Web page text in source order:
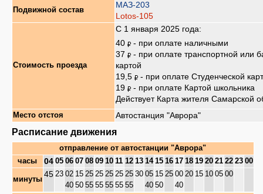
Подвижной состав
МАЗ-203
Lotos-105
Стоимость проезда
С 1 января 2025 года:
40
- при оплате наличными
37
- при оплате транспортной или
картой
19,5
- при оплате Студенческой
19
- при оплате Картой школьника
Действует Карта жителя Самарской
Место отстоя Автостанция "Аврора"
Расписание движения
отправление от автостанции "Аврора"
часы
04 05 06 07 08 09 10 11 12 13 14 15 16 17 18 19 20 21 22 23 00
минуты
45 23 02
40
15
50
25
55
25
55
25
55
25
55
25
55
30 05
40
15
50
25 00
40
20 15 10 05 00